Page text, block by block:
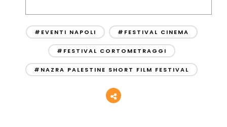
#EVENTI NAPOLI #FESTIVAL CINEMA
#FESTIVAL CORTOMETRAGGI
#NAZRA PALESTINE SHORT FILM FESTIVAL